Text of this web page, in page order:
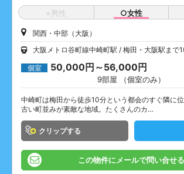
×男性 ○女性
関西・中部（大阪）
大阪メトロ谷町線中崎町駅
梅田・大阪駅まで
個室 50,000円～56,000円
9部屋 （個室のみ）
中崎町は梅田から徒歩10分という都会のすぐ隣に
古い町並みが素敵な地域。たくさんのカ…
クリップ
この物件にメールで問い合せる